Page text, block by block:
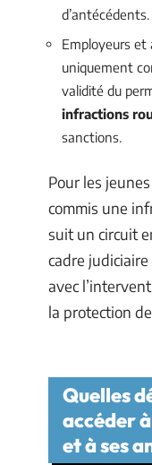
d’antécédents.
Employeurs et
uniquement
validité du
infractions
sanctions.
Pour les
commis une
suit un circuit
cadre
avec
la protection
Quelles
accéder
et à ses